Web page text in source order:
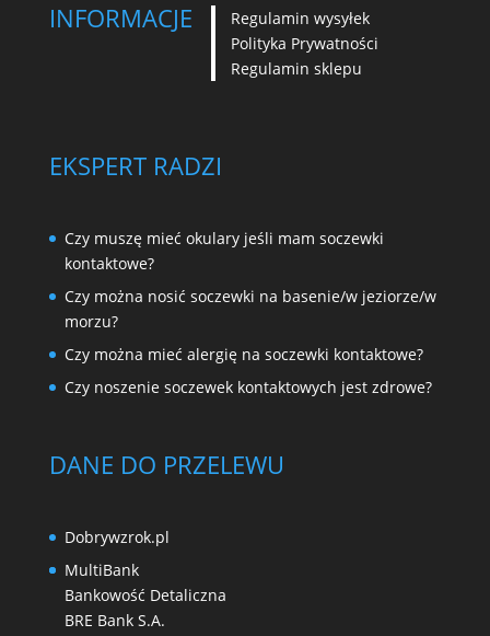
INFORMACJE
Regulamin wysyłek
Polityka Prywatności
Regulamin sklepu
EKSPERT RADZI
Czy muszę mieć okulary jeśli mam soczewki
kontaktowe?
Czy można nosić soczewki na basenie/w jeziorze/w
morzu?
Czy można mieć alergię na soczewki kontaktowe?
Czy noszenie soczewek kontaktowych jest zdrowe?
DANE DO PRZELEWU
Dobrywzrok.pl
MultiBank
Bankowość Detaliczna
BRE Bank S.A.